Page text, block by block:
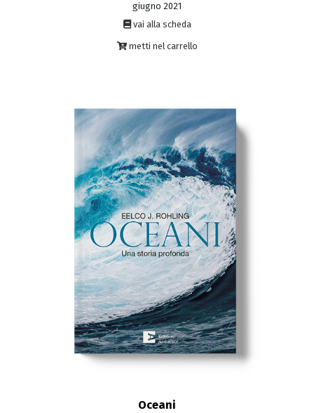
giugno 2021
vai alla scheda
metti nel carrello
Oceani